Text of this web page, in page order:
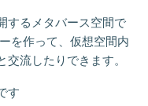
するメタバース空間で
を作って、仮想空間内
流したりできます。
す